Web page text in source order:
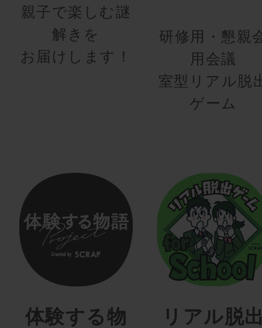
親子で楽しむ謎
解きを
お届けします！
研修用・懇親
用会議
室型リアル脱
ゲーム
体験する物
リアル脱